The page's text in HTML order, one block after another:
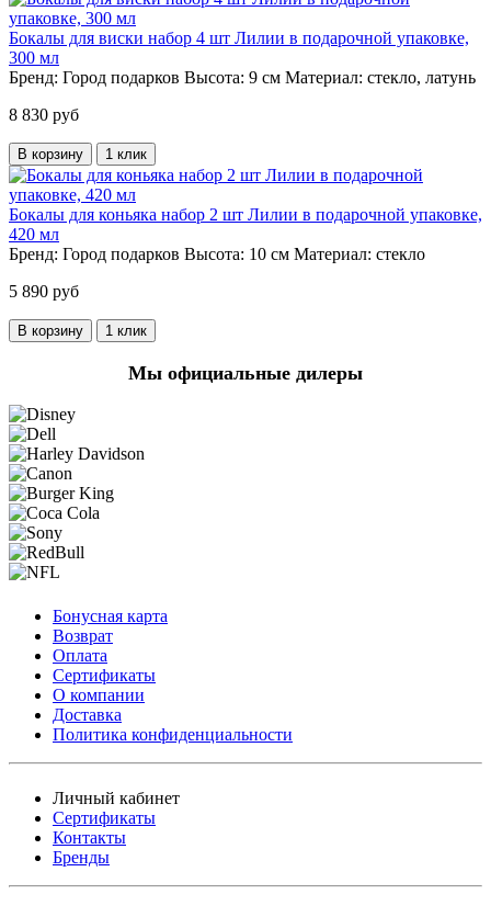
Бокалы для виски набор 4 шт Лилии в подарочной упаковке,
300 мл
Бренд: Город подарков Высота: 9 см Материал: стекло, латунь
8 830 руб
В корзину 1 клик
Бокалы для коньяка набор 2 шт Лилии в подарочной упаковке,
420 мл
Бренд: Город подарков Высота: 10 см Материал: стекло
5 890 руб
В корзину 1 клик
Мы официальные дилеры
Бонусная карта
Возврат
Оплата
Сертификаты
О компании
Доставка
Политика конфиденциальности
Личный кабинет
Сертификаты
Контакты
Бренды